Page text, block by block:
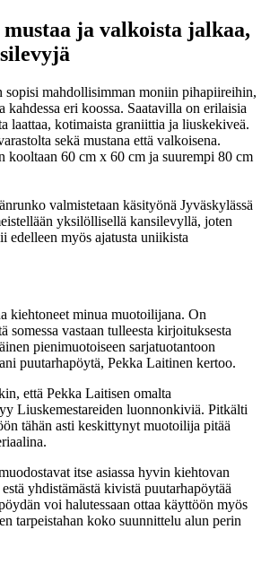
ja valkoista jalkaa,
sopisi mahdollisimman moniin pihapiireihin,
kahdessa eri koossa. Saatavilla on erilaisia
laattaa, kotimaista graniittia ja liuskekiveä.
sekä mustana että valkoisena.
kooltaan 60 cm x 60 cm ja suurempi 80 cm
valmistetaan käsityönä Jyväskylässä
yksilöllisellä kansilevyllä, joten
edelleen myös ajatusta uniikista
kiehtoneet minua muotoilijana. On
somessa vastaan tulleesta kirjoituksesta
pienimuotoiseen sarjatuotantoon
puutarhapöytä, Pekka Laitinen kertoo.
että Pekka Laitisen omalta
Liuskemestareiden luonnonkiviä. Pitkälti
tähän asti keskittynyt muotoilija pitää
itse asiassa hyvin kiehtovan
yhdistämästä kivistä puutarhapöytää
voi halutessaan ottaa käyttöön myös
tarpeistahan koko suunnittelu alun perin